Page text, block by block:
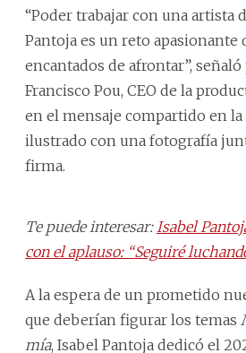
“Poder trabajar con una artista
Pantoja es un reto apasionante
encantados de afrontar”,
Francisco Pou, CEO de la
en el mensaje compartido en la
ilustrado con una fotografía
firma.
Te puede interesar: Isabel
con el aplauso: “Seguiré
A la espera de un prometido
que deberían figurar los temas
mía, Isabel Pantoja dedicó el